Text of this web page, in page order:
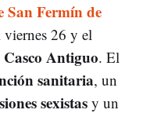
San Fermín de
viernes 26 y el
Casco Antiguo. El
sanitaria, un
sexistas y un